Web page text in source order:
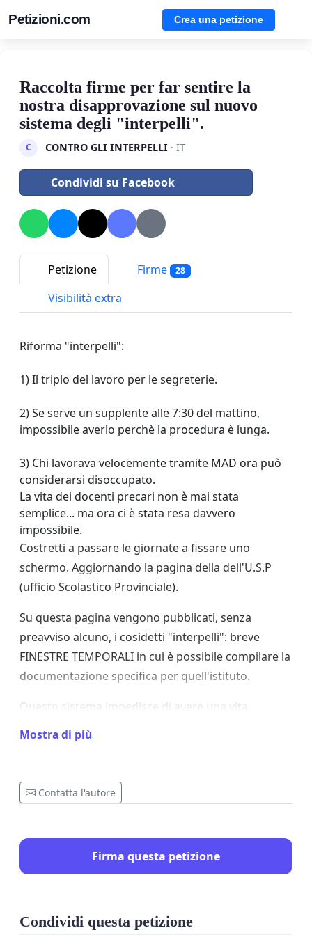
Petizioni.com Crea una petizione
Raccolta firme per far sentire la
nostra disapprovazione sul nuovo
sistema degli "interpelli".
C CONTRO GLI INTERPELLI· IT
Condividi su Facebook
Petizione Firme 28
Visibilità extra
Riforma "interpelli":
1) Il triplo del lavoro per le segreterie.
2) Se serve un supplente alle 7:30 del mattino,
impossibile averlo perchè la procedura è lunga.
3) Chi lavorava velocemente tramite MAD ora può
considerarsi disoccupato.
La vita dei docenti precari non è mai stata
semplice... ma ora ci è stata resa davvero
impossibile.
Costretti a passare le giornate a fissare uno
schermo. Aggiornando la pagina della dell'U.S.P
(ufficio Scolastico Provinciale).
Su questa pagina vengono pubblicati, senza
preavviso alcuno, i cosidetti "interpelli": breve
FINESTRE TEMPORALI in cui è possibile compilare la
documentazione specifica per quell'istituto.
Questo sistema impedisce di avere una vita.
Diventa impossibiole anche cercare un lavoro
alternativo, poichè costringe a passare le ore
web, aspettando quella breve finestra temporale.
Mostra di più
Contatta l'autore
Firma questa petizione
Condividi questa petizione